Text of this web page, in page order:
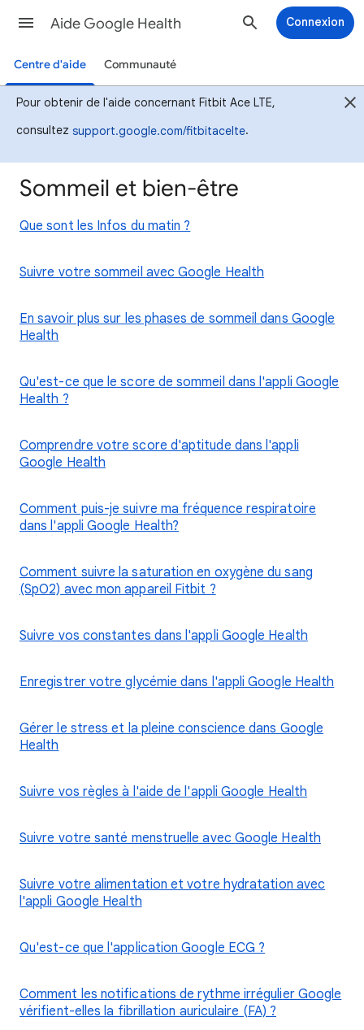
Aide Google Health Connexion
Centre d'aide Communauté
Pour obtenir de l'aide concernant Fitbit Ace LTE,
consultez support.google.com/fitbitacelte.
Sommeil et bien-être
Que sont les Infos du matin ?
Suivre votre sommeil avec Google Health
En savoir plus sur les phases de sommeil dans Google
Health
Qu'est-ce que le score de sommeil dans l'appli Google
Health ?
Comprendre votre score d'aptitude dans l'appli
Google Health
Comment puis-je suivre ma fréquence respiratoire
dans l'appli Google Health?
Comment suivre la saturation en oxygène du sang
(SpO2) avec mon appareil Fitbit ?
Suivre vos constantes dans l'appli Google Health
Enregistrer votre glycémie dans l'appli Google Health
Gérer le stress et la pleine conscience dans Google
Health
Suivre vos règles à l'aide de l'appli Google Health
Suivre votre santé menstruelle avec Google Health
Suivre votre alimentation et votre hydratation avec
l'appli Google Health
Qu'est-ce que l'application Google ECG ?
Comment les notifications de rythme irrégulier Google
vérifient-elles la fibrillation auriculaire (FA) ?